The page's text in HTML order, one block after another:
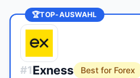
🏆TOP-AUSWAHL
#1Exness
Best for Forex